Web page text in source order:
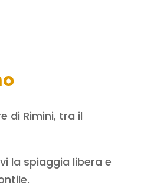
di Rimini, tra il
la spiaggia libera e